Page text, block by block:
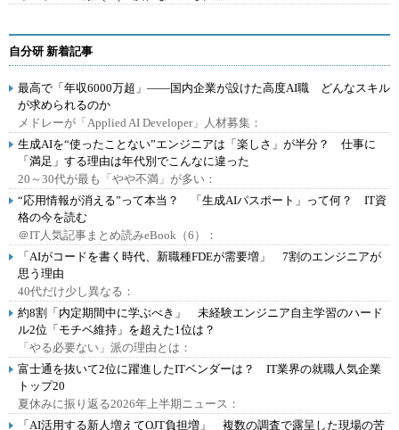
自分研 新着記事
最高で「年収6000万超」――国内企業が設けた高度AI職 どんなスキル
が求められるのか
メドレーが「Applied AI Developer」人材募集：
生成AIを“使ったことない”エンジニアは「楽しさ」が半分？ 仕事に
「満足」する理由は年代別でこんなに違った
20～30代が最も「やや不満」が多い：
“応用情報が消える”って本当？ 「生成AIパスポート」って何？ IT資
格の今を読む
＠IT人気記事まとめ読みeBook（6）：
「AIがコードを書く時代、新職種FDEが需要増」 7割のエンジニアが
思う理由
40代だけ少し異なる：
約8割「内定期間中に学ぶべき」 未経験エンジニア自主学習のハード
ル2位「モチベ維持」を超えた1位は？
「やる必要ない」派の理由とは：
富士通を抜いて2位に躍進したITベンダーは？ IT業界の就職人気企業
トップ20
夏休みに振り返る2026年上半期ニュース：
「AI活用する新人増えてOJT負担増」 複数の調査で露呈した現場の苦